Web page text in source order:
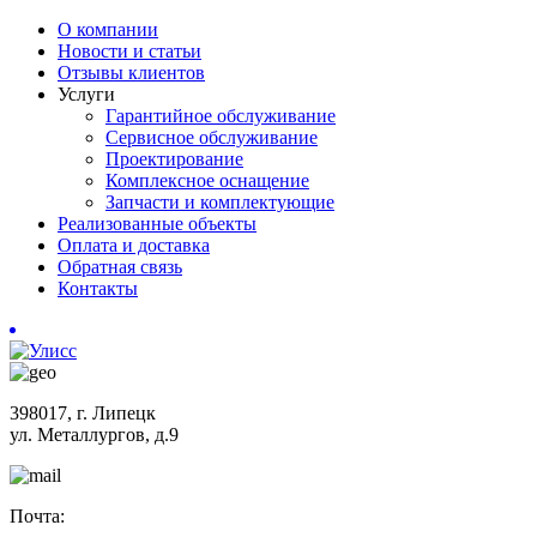
О компании
Новости и статьи
Отзывы клиентов
Услуги
Гарантийное обслуживание
Сервисное обслуживание
Проектирование
Комплексное оснащение
Запчасти и комплектующие
Реализованные объекты
Оплата и доставка
Обратная связь
Контакты
398017, г. Липецк
ул. Металлургов, д.9
Почта: